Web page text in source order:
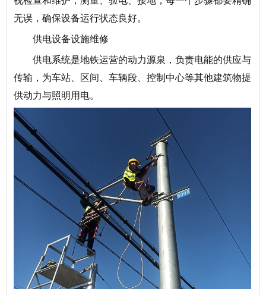
无误，确保设备运行状态良好。
供电设备设施维修
供电系统是地铁运营的动力源泉，负责电能的供应与
传输，为车站、区间、车辆段、控制中心等其他建筑物提
供动力与照明用电。